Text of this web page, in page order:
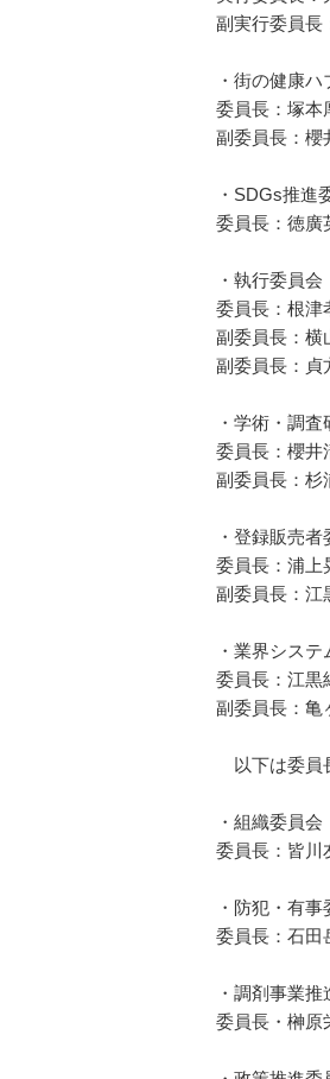
副実行委員長
・街の健康
委員長：塚本
副委員長：櫻
・SDGs推進
委員長：徳廣
・執行委員会
委員長：根津
副委員長：横
副委員長：貞
・学術・調
委員長：櫻井
副委員長：杉
・登録販売者
委員長：浦上
副委員長：江
・業界シス
委員長：江黒
副委員長：亀
以下は委員
・組織委員会
委員長：皆川
・防犯・有事
委員長：石田
・調剤事業推
委員長・榊原